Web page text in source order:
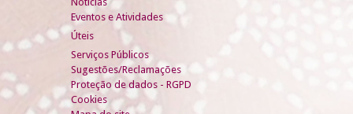
Eventos e Atividades
Úteis
Serviços Públicos
Sugestões/Reclamações
Proteção de dados - RGPD
Cookies